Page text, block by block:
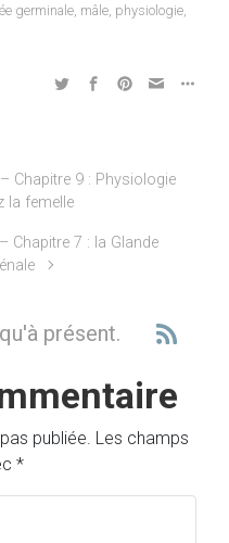
germinale mâle physiologie
Chapitre 9 : Physiologie
la femelle
Chapitre 7 : la Glande
présent.
publiée. Les champs
*